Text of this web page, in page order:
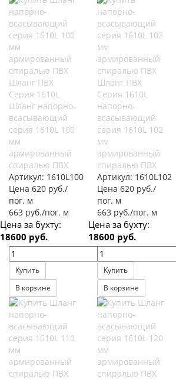
Шланг ПВХ
Серия 1610L
Шланг напорно-
всасывающий
серия 1610L 100
мм
армированный
спиралью ПВХ
Артикул: 1610L100
Цена 620 руб./
пог. м
663 руб./пог. м
Цена за бухту:
18600 руб.
Купить
В корзине
Шланг ПВХ
Серия 1610L
напорно-
всасывающий
серия 1610L 102
мм
армированный
спиралью ПВХ
Артикул: 1610L102
Цена 620 руб./
пог. м
663 руб./пог. м
Цена за бухту:
18600 руб.
Купить
В корзине